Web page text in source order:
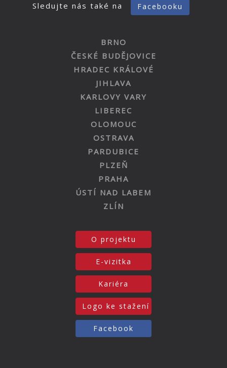
Sledujte nás také na Facebooku
BRNO
ČESKÉ BUDĚJOVICE
HRADEC KRÁLOVÉ
JIHLAVA
KARLOVY VARY
LIBEREC
OLOMOUC
OSTRAVA
PARDUBICE
PLZEŇ
PRAHA
ÚSTÍ NAD LABEM
ZLÍN
O projektu
E-vizitka
Kariéra
Logo ke stažení
Facebook